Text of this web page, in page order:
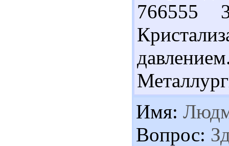
766555
Имя:
Вопрос: